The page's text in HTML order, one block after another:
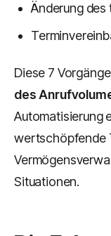
Änderung des
Diese 7
des
Automatisierung
wertschöpfende
Situationen.